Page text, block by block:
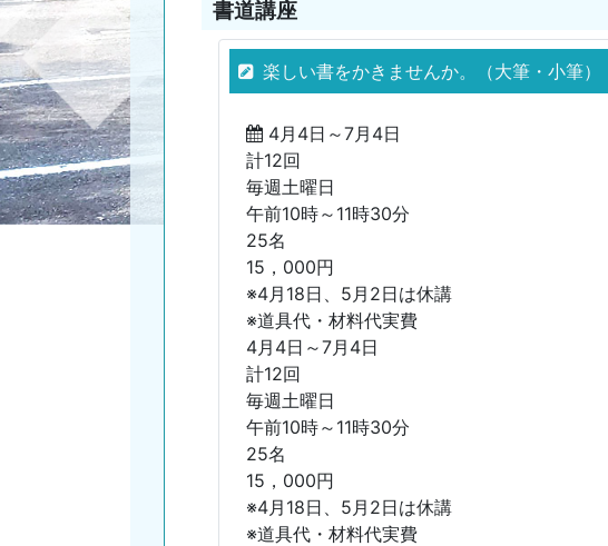
書道講座
楽しい書をかきませんか。（大筆・小筆）
4月4日～7月4日
計12回
毎週土曜日
午前10時～11時30分
25名
15，000円
※4月18日、5月2日は休講
※道具代・材料代実費
4月4日～7月4日
計12回
毎週土曜日
午前10時～11時30分
25名
15，000円
※4月18日、5月2日は休講
※道具代・材料代実費